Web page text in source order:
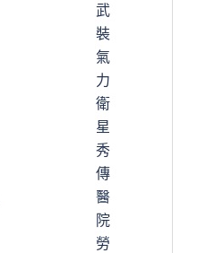
武
裝
氣
力
衛
星
秀
傳
醫
院
勞